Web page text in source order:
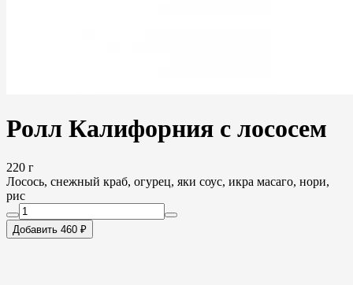
Ролл Калифорния с лососем
220 г
Лосось, снежный краб, огурец, яки соус, икра масаго, нори,
рис
Добавить 460 ₽